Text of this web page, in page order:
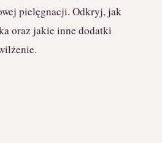
pielęgnacji. Odkryj, jak
oraz jakie inne dodatki